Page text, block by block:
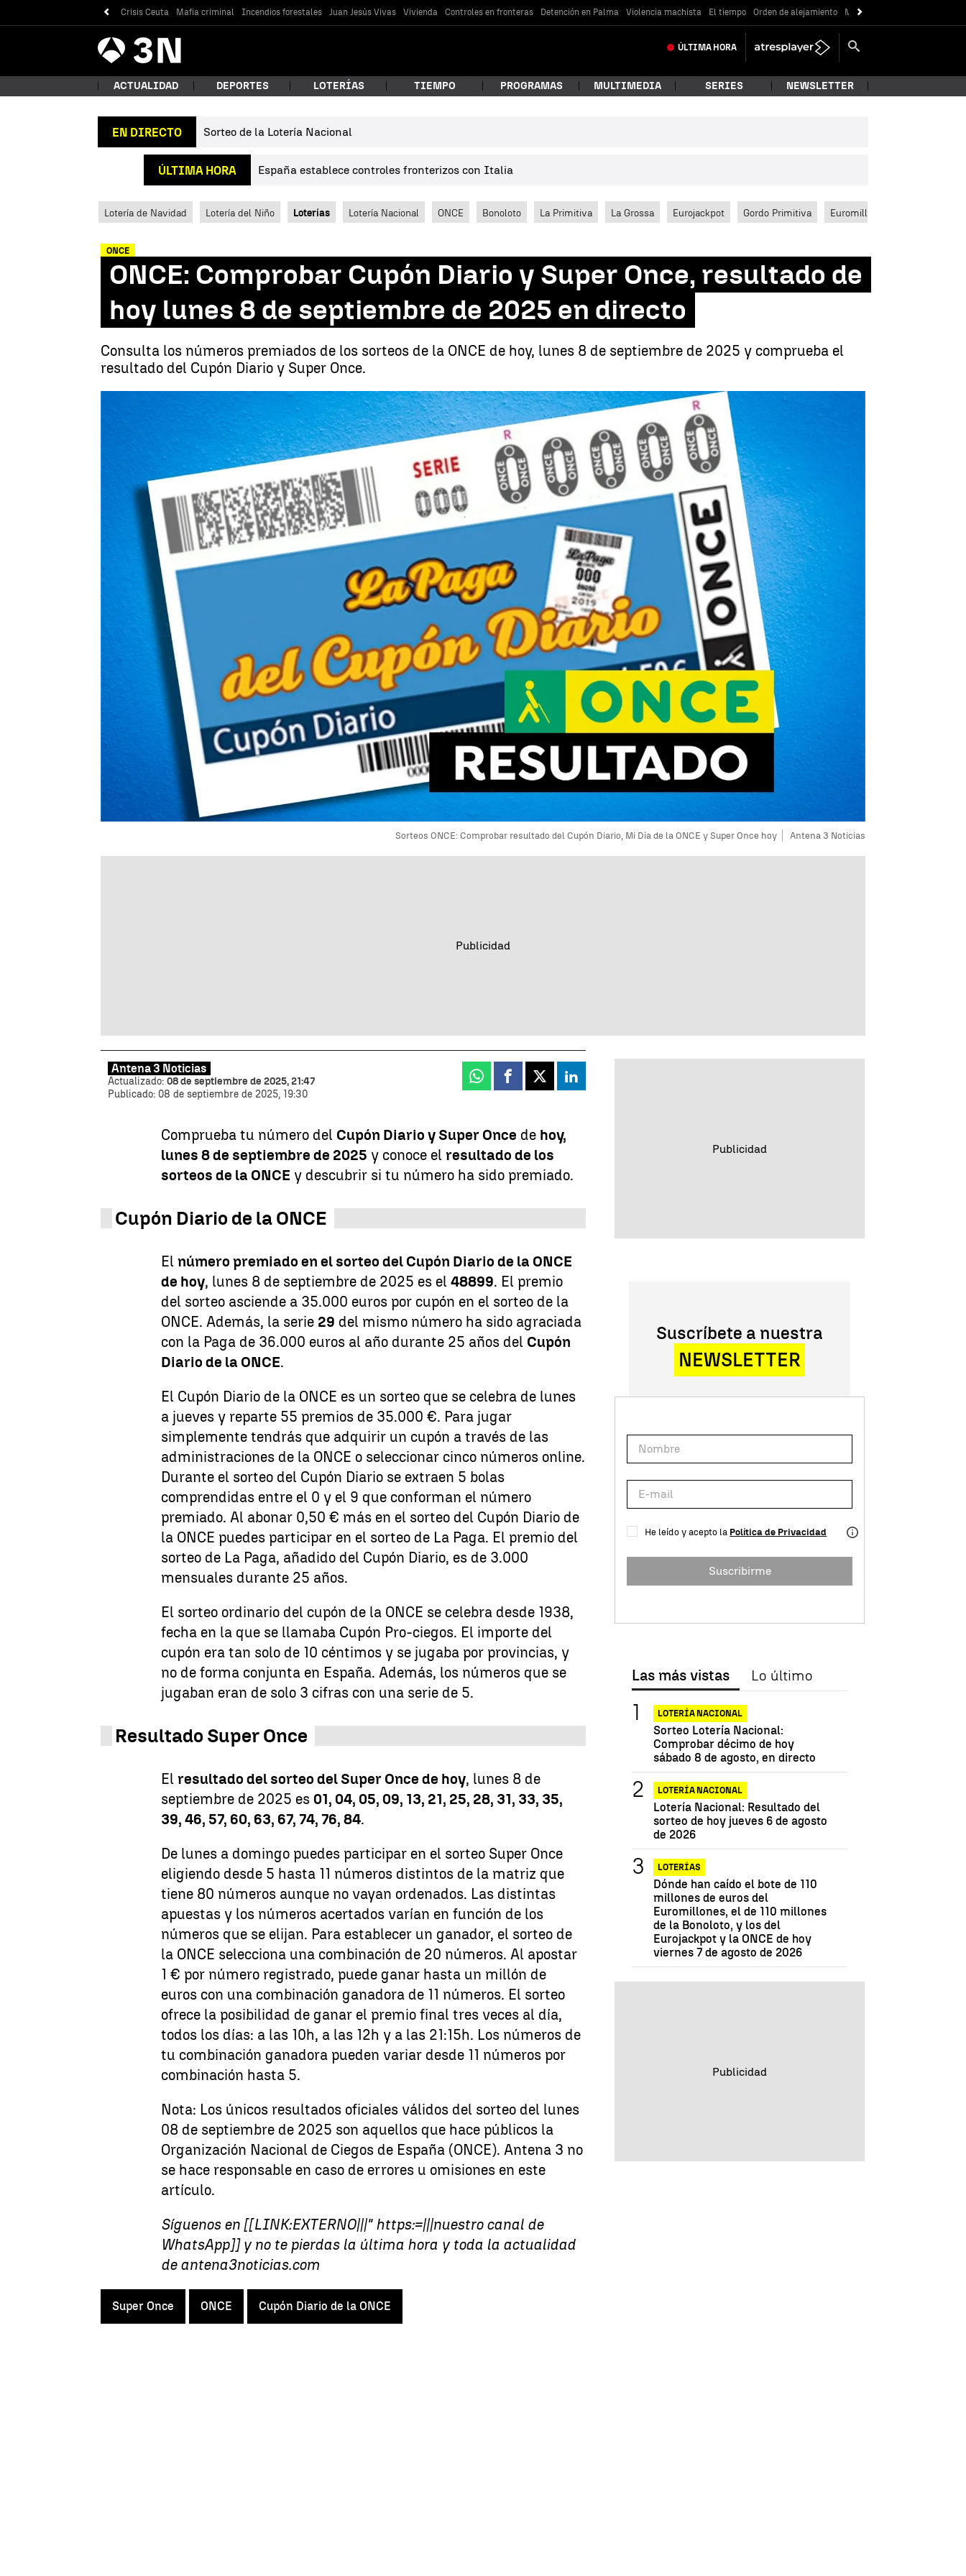
Crisis Ceuta Mafia criminal Incendios forestales Juan Jesús Vivas Vivienda Controles en fronteras Detención en Palma Violencia machista El tiempo Orden de alejamiento Messi
Antena
3 Noticias ÚLTIMA HORA
¿Qué estás buscando?
Buscar
ACTUALIDAD DEPORTES LOTERÍAS TIEMPO PROGRAMAS MULTIMEDIA SERIES NEWSLETTER
EN DIRECTO Sorteo de la Lotería Nacional
ÚLTIMA HORA España establece controles fronterizos con Italia
Lotería de Navidad Lotería del Niño Loterías Lotería Nacional ONCE Bonoloto La Primitiva La Grossa Eurojackpot Gordo Primitiva Euromillones
ONCE
ONCE: Comprobar Cupón Diario y Super Once, resultado de
hoy lunes 8 de septiembre de 2025 en directo
Consulta los números premiados de los sorteos de la ONCE de hoy, lunes 8 de septiembre de 2025 y comprueba el
resultado del Cupón Diario y Super Once.
Sorteos ONCE: Comprobar resultado del Cupón Diario, Mi Día de la ONCE y Super Once hoy Antena 3 Noticias
Antena 3 Noticias
Actualizado: 08 de septiembre de 2025, 21:47
Publicado: 08 de septiembre de 2025, 19:30
Whatsapp
Facebook
X Linkedin
Comprueba tu número del Cupón Diario y Super Once de hoy,
lunes 8 de septiembre de 2025 y conoce elresultado de los
sorteos de la ONCE y descubrir si tu número ha sido premiado.
Cupón Diario de la ONCE
Elnúmero premiado en el sorteo del Cupón Diario de la ONCE
de hoy, lunes 8 de septiembre de 2025 es el48899. El premio
del sorteo asciende a 35.000 euros por cupón en el sorteo de la
ONCE. Además, la serie 29 del mismo número ha sido agraciada
con la Paga de 36.000 euros al año durante 25 años del Cupón
Diario de la ONCE.
El Cupón Diario de la ONCE es un sorteo que se celebra de lunes
a jueves y reparte 55 premios de 35.000 €. Para jugar
simplemente tendrás que adquirir un cupón a través de las
administraciones de la ONCE o seleccionar cinco números online.
Durante el sorteo del Cupón Diario se extraen 5 bolas
comprendidas entre el 0 y el 9 que conforman el número
premiado. Al abonar 0,50 € más en el sorteo del Cupón Diario de
la ONCE puedes participar en el sorteo de La Paga. El premio del
sorteo de La Paga, añadido del Cupón Diario, es de 3.000
mensuales durante 25 años.
El sorteo ordinario del cupón de la ONCE se celebra desde 1938,
fecha en la que se llamaba Cupón Pro-ciegos. El importe del
cupón era tan solo de 10 céntimos y se jugaba por provincias, y
no de forma conjunta en España. Además, los números que se
jugaban eran de solo 3 cifras con una serie de 5.
Resultado Super Once
Elresultado del sorteo del Super Once de hoy, lunes 8 de
septiembre de 2025 es 01, 04, 05, 09, 13, 21, 25, 28, 31, 33, 35,
39, 46, 57, 60, 63, 67, 74, 76, 84.
De lunes a domingo puedes participar en el sorteo Super Once
eligiendo desde 5 hasta 11 números distintos de la matriz que
tiene 80 números aunque no vayan ordenados. Las distintas
apuestas y los números acertados varían en función de los
números que se elijan. Para establecer un ganador, el sorteo de
la ONCE selecciona una combinación de 20 números. Al apostar
1 € por número registrado, puede ganar hasta un millón de
euros con una combinación ganadora de 11 números. El sorteo
ofrece la posibilidad de ganar el premio final tres veces al día,
todos los días: a las 10h, a las 12h y a las 21:15h. Los números de
tu combinación ganadora pueden variar desde 11 números por
combinación hasta 5.
Nota: Los únicos resultados oficiales válidos del sorteo del lunes
08 de septiembre de 2025 son aquellos que hace públicos la
Organización Nacional de Ciegos de España (ONCE). Antena 3 no
se hace responsable en caso de errores u omisiones en este
artículo.
Síguenos en [[LINK:EXTERNO|||" https:=|||nuestro canal de
WhatsApp]] y no te pierdas la última hora y toda la actualidad
de antena3noticias.com
Super Once ONCE Cupón Diario de la ONCE
Suscríbete a nuestra
NEWSLETTER
He leído y acepto la Política de Privacidad
Suscribirme
Las más vistas Lo último
LOTERÍA NACIONAL
Sorteo Lotería Nacional:
Comprobar décimo de hoy
sábado 8 de agosto, en directo
LOTERÍA NACIONAL
Lotería Nacional: Resultado del
sorteo de hoy jueves 6 de agosto
de 2026
LOTERÍAS
Dónde han caído el bote de 110
millones de euros del
Euromillones, el de 110 millones
de la Bonoloto, y los del
Eurojackpot y la ONCE de hoy
viernes 7 de agosto de 2026